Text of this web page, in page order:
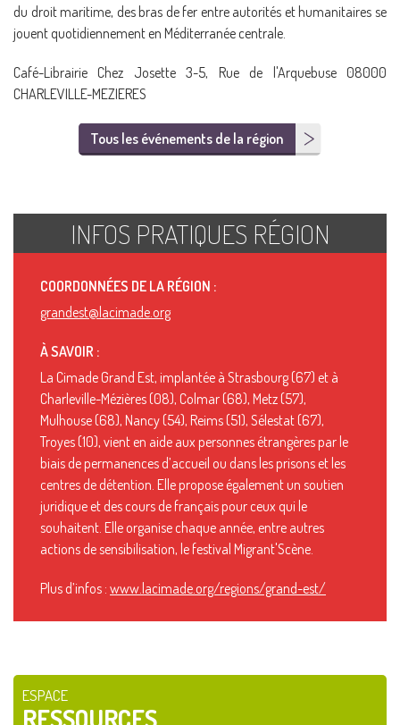
du droit maritime, des bras de fer entre autorités et humanitaires se
jouent quotidiennement en Méditerranée centrale.
Café-Librairie Chez Josette 3-5, Rue de l'Arquebuse 08000
CHARLEVILLE-MEZIERES
Tous les événements de la région
INFOS PRATIQUES RÉGION
COORDONNÉES DE LA RÉGION :
grandest@lacimade.org
À SAVOIR :
La Cimade Grand Est, implantée à Strasbourg (67) et à
Charleville-Mézières (08), Colmar (68), Metz (57),
Mulhouse (68), Nancy (54), Reims (51), Sélestat (67),
Troyes (10), vient en aide aux personnes étrangères par le
biais de permanences d’accueil ou dans les prisons et les
centres de détention. Elle propose également un soutien
juridique et des cours de français pour ceux qui le
souhaitent. Elle organise chaque année, entre autres
actions de sensibilisation, le festival Migrant'Scène.
Plus d’infos : www.lacimade.org/regions/grand-est/
ESPACE